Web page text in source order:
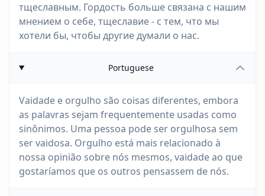
тщеславным. Гордость больше связана с нашим
мнением о себе, тщеславие - с тем, что мы
хотели бы, чтобы другие думали о нас.
Portuguese
Vaidade e orgulho são coisas diferentes, embora
as palavras sejam frequentemente usadas como
sinônimos. Uma pessoa pode ser orgulhosa sem
ser vaidosa. Orgulho está mais relacionado à
nossa opinião sobre nós mesmos, vaidade ao que
gostaríamos que os outros pensassem de nós.